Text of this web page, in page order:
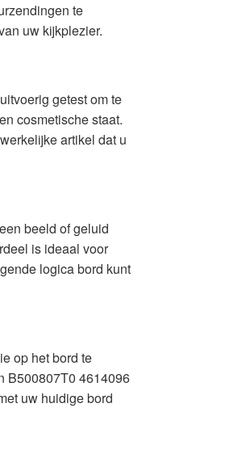
te
uw kijkplezier.
getest om te
cosmetische staat.
artikel dat u
beeld of geluid
is ideaal voor
logica bord kunt
op het bord te
B500807T0 4614096
uw huidige bord